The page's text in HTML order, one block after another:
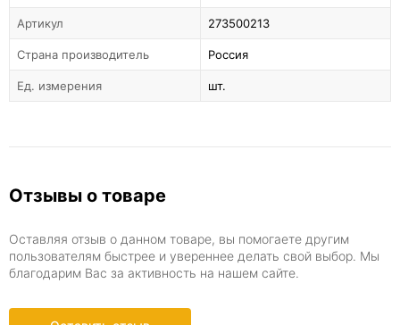
Артикул 273500213
Страна производитель Россия
Ед. измерения шт.
Отзывы о товаре
Оставляя отзыв о данном товаре, вы помогаете другим
пользователям быстрее и увереннее делать свой выбор. Мы
благодарим Вас за активность на нашем сайте.